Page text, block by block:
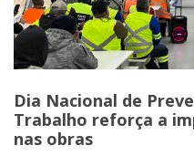
Dia Nacional de
Trabalho reforça a
nas obras